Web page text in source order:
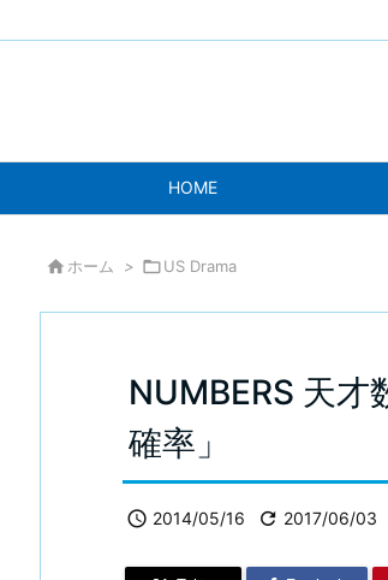
HOME
 ホーム > US Drama
NUMBERS 天
確率」
 2014/05/16  2017/06/03